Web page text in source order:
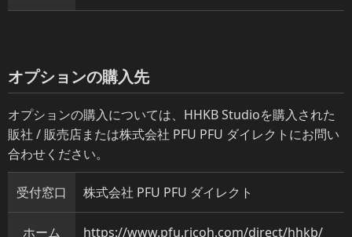
オプションの購入先
オプションの購入については、HHKB Studioを購入された
販社 / 販売店または株式会社 PFU PFU ダイレクトにお問い
合わせください。
受付窓口 株式会社 PFU PFU ダイレクト
ホーム https://www.pfu.ricoh.com/direct/hhkb/